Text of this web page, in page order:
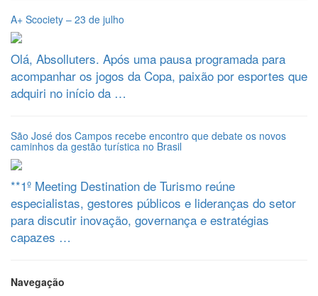
A+ Scociety – 23 de julho
Olá, Absolluters. Após uma pausa programada para
acompanhar os jogos da Copa, paixão por esportes que
adquiri no início da …
São José dos Campos recebe encontro que debate os novos
caminhos da gestão turística no Brasil
**1º Meeting Destination de Turismo reúne
especialistas, gestores públicos e lideranças do setor
para discutir inovação, governança e estratégias
capazes …
Navegação